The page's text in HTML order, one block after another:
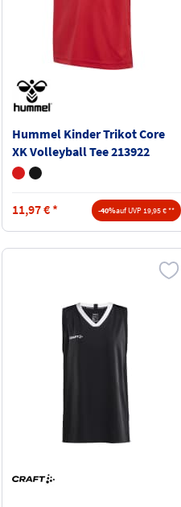
Hummel Kinder Trikot Core
XK Volleyball Tee 213922
11,97€ * -40%auf UVP 19,95 € **